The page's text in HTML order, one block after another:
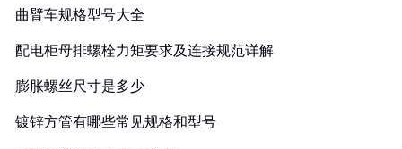
曲臂车规格型号大全
配电柜母排螺栓力矩要求及连接规范详解
膨胀螺丝尺寸是多少
镀锌方管有哪些常见规格和型号